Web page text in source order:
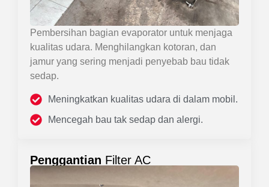
Pembersihan bagian evaporator untuk menjaga
kualitas udara. Menghilangkan kotoran, dan
jamur yang sering menjadi penyebab bau tidak
sedap.
Meningkatkan kualitas udara di dalam mobil.
Mencegah bau tak sedap dan alergi.
Penggantian Filter AC